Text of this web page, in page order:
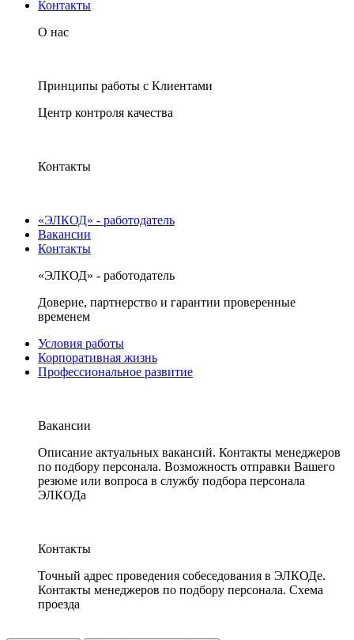
Контакты
О нас
Принципы работы с Клиентами
Центр контроля качества
Контакты
«ЭЛКОД» - работодатель
Вакансии
Контакты
«ЭЛКОД» - работодатель
Доверие, партнерство и гарантии проверенные
временем
Условия работы
Корпоративная жизнь
Профессиональное развитие
Вакансии
Описание актуальных вакансий. Контакты менеджеров
по подбору персонала. Возможность отправки Вашего
резюме или вопроса в службу подбора персонала
ЭЛКОДа
Контакты
Точный адрес проведения собеседования в ЭЛКОДе.
Контакты менеджеров по подбору персонала. Схема
проезда